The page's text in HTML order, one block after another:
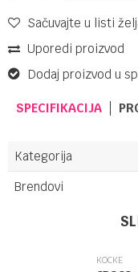
Sačuvajte u listi
Uporedi proizvod
Dodaj proizvod u
SPECIFIKACIJA
Kategorija
Brendovi
KOCKE